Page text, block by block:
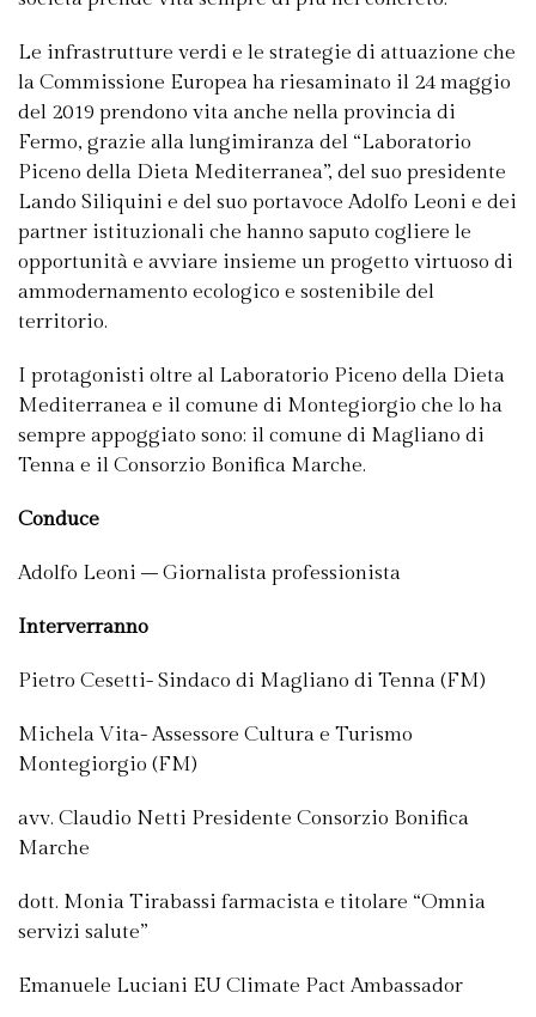
Le infrastrutture verdi e le strategie di attuazione che
la Commissione Europea ha riesaminato il 24 maggio
del 2019 prendono vita anche nella provincia di
Fermo, grazie alla lungimiranza del “Laboratorio
Piceno della Dieta Mediterranea”, del suo presidente
Lando Siliquini e del suo portavoce Adolfo Leoni e dei
partner istituzionali che hanno saputo cogliere le
opportunità e avviare insieme un progetto virtuoso di
ammodernamento ecologico e sostenibile del
territorio.
I protagonisti oltre al Laboratorio Piceno della Dieta
Mediterranea e il comune di Montegiorgio che lo ha
sempre appoggiato sono: il comune di Magliano di
Tenna e il Consorzio Bonifica Marche.
Conduce
Adolfo Leoni – Giornalista professionista
Interverranno
Pietro Cesetti- Sindaco di Magliano di Tenna (FM)
Michela Vita- Assessore Cultura e Turismo
Montegiorgio (FM)
avv. Claudio Netti Presidente Consorzio Bonifica
Marche
dott. Monia Tirabassi farmacista e titolare “Omnia
servizi salute”
Emanuele Luciani EU Climate Pact Ambassador